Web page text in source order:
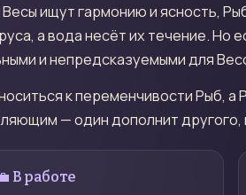
ищут гармонию и ясность,
а вода несёт их течение. Но
и непредсказуемыми для
к переменчивости Рыб,
— один дополнит другого,
В работе